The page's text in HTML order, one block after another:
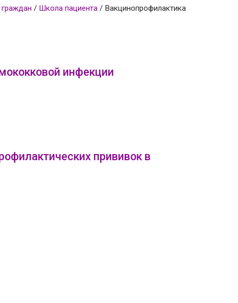
/ Школа пациента / Вакцинопрофилактика
инфекции
прививок в